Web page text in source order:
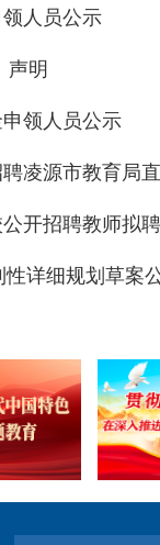
人员公示
声明
领人员公示
性详细规划草案